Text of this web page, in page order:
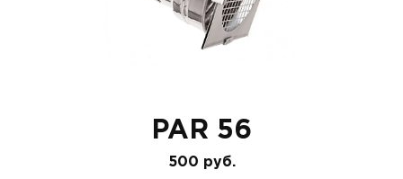
PAR 56
500 руб.